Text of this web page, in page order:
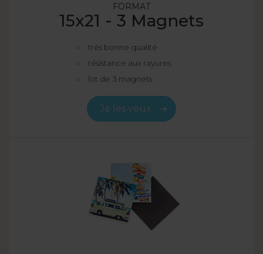
FORMAT
15x21 - 3 Magnets
très bonne qualité
résistance aux rayures
lot de 3 magnets
Je les veux